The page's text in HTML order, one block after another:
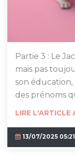
Partie 3 : Le
mais pas
son éducation,
des prénoms
LIRE L'ARTICLE
13/07/2025 05:21